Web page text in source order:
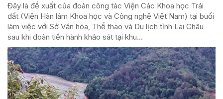
Đây là đề xuất của đoàn công tác Viện Các Khoa học Trái
đất (Viện Hàn lâm Khoa học và Công nghệ Việt Nam) tại buổi
làm việc với Sở Văn hóa, Thể thao và Du lịch tỉnh Lai Châu
sau khi đoàn tiến hành khảo sát tại khu...